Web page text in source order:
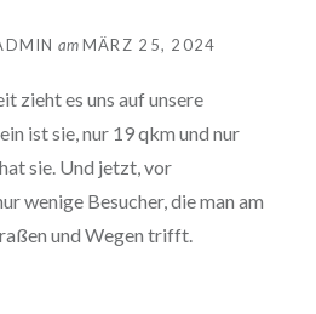
amMÄRZ 25, 2024
zieht es uns auf unsere
ist sie, nur 19 qkm und nur
sie. Und jetzt, vor
wenige Besucher, die man am
und Wegen trifft.